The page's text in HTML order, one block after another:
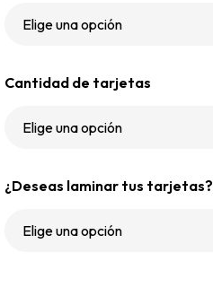
Cantidad de tarjetas
¿Deseas laminar tus tarjetas?